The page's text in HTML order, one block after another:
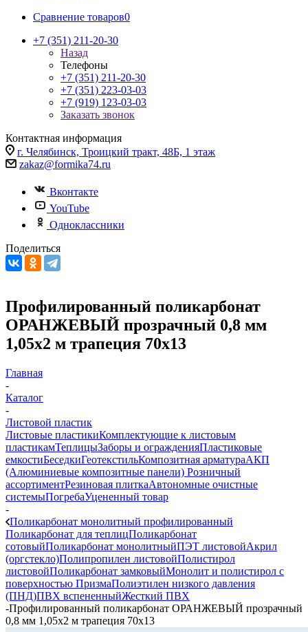
Сравнение товаров0
+7 (351) 211-20-30
Назад
Телефоны
+7 (351) 211-20-30
+7 (351) 223-03-03
+7 (919) 123-03-03
Заказать звонок
Контактная информация
г. Челябинск, Троицкий тракт, 48Б, 1 этаж
zakaz@formika74.ru
Вконтакте
YouTube
Одноклассники
Поделиться
Профилированный поликарбонат
ОРАНЖЕВЫЙ прозрачный 0,8 мм
1,05х2 м трапеция 70х13
Главная
-
Каталог
-
Листовой пластик
Листовые пластикиКомплектующие к листовым
пластикамТеплицыЗаборы и огражденияПластиковые
емкостиБеседкиГеотекстильКомпозитная арматураАКП
(Алюминиевые композитные панели) Розничный
ассортиментРезиновая плиткаАвтономные очистные
системыПогребаУцененный товар
-
Поликарбонат монолитный профилированный
Поликарбонат для теплицПоликарбонат
сотовыйПоликарбонат монолитныйПЭТ листовойАкрил
(оргстекло)Полипропилен листовойПолистирол
листовойПоликарбонат замковыйМонолит и полистирол с
поверхностью ПризмаПолиэтилен низкого давления
(ПНД)ПВХ вспененныйЖесткий ПВХ
-Профилированный поликарбонат ОРАНЖЕВЫЙ прозрачный
0,8 мм 1,05х2 м трапеция 70х13